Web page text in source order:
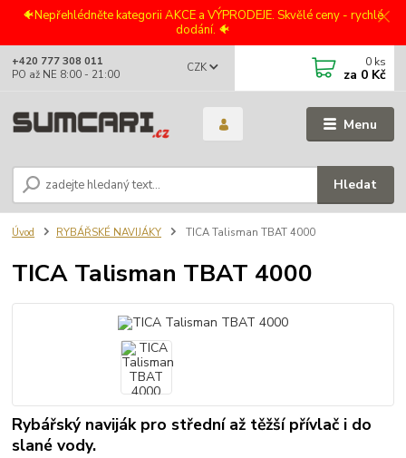
🐠Nepřehlédněte kategorii AKCE a VÝPRODEJE. Skvělé ceny - rychlé
dodání. 🐠
Menu
CZK
Hledat
+420 777 308 011
PO až NE 8:00 - 21:00
0 ks
za 0 Kč
Úvod RYBÁŘSKÉ NAVIJÁKY TICA Talisman TBAT 4000
TICA Talisman TBAT 4000
Rybářský naviják pro střední až těžší přívlač i do
slané vody.